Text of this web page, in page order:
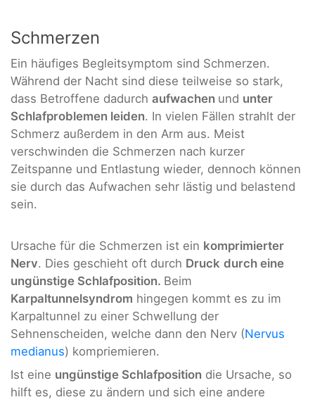
Schmerzen
Ein häufiges Begleitsymptom sind Schmerzen.
Während der Nacht sind diese teilweise so stark,
dass Betroffene dadurch aufwachen und unter
Schlafproblemen leiden. In vielen Fällen strahlt der
Schmerz außerdem in den Arm aus. Meist
verschwinden die Schmerzen nach kurzer
Zeitspanne und Entlastung wieder, dennoch können
sie durch das Aufwachen sehr lästig und belastend
sein.
Ursache für die Schmerzen ist ein komprimierter
Nerv. Dies geschieht oft durch Druck durch eine
ungünstige Schlafposition. Beim
Karpaltunnelsyndrom hingegen kommt es zu im
Karpaltunnel zu einer Schwellung der
Sehnenscheiden, welche dann den Nerv (Nervus
medianus) kompriemieren.
Ist eine ungünstige Schlafposition die Ursache, so
hilft es, diese zu ändern und sich eine andere